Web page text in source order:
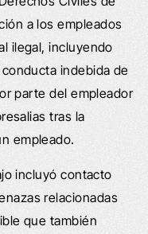
a los empleados
ilegal, incluyendo
indebida de
parte del empleador
tras la
empleado.
incluyó contacto
relacionadas
que también